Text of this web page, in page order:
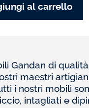
al carrello
Gandan di
maestri
i nostri mobili
intagliati e